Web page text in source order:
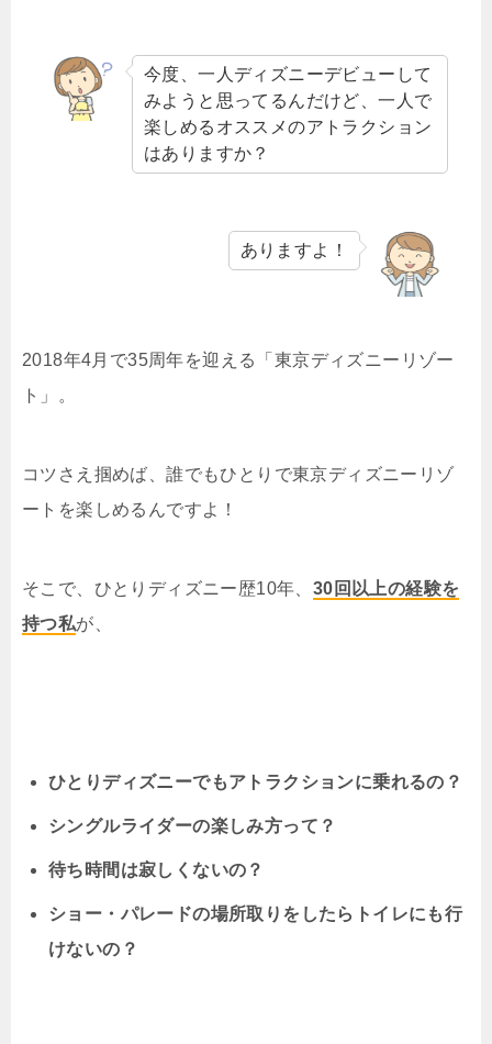
今度、一人ディズニーデビューして
みようと思ってるんだけど、一人で
楽しめるオススメのアトラクション
はありますか？
ありますよ！
2018年4月で35周年を迎える「東京ディズニーリゾー
ト」。
コツさえ掴めば、誰でもひとりで東京ディズニーリゾ
ートを楽しめるんですよ！
そこで、ひとりディズニー歴10年、 30回以上の経験を
持つ私が、
ひとりディズニーでもアトラクションに乗れるの？
シングルライダーの楽しみ方って？
待ち時間は寂しくないの？
ショー・パレードの場所取りをしたらトイレにも行
けないの？